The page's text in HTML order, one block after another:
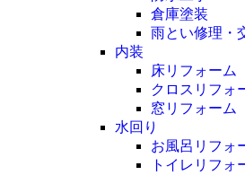
倉庫塗装
雨とい修理・
内装
床リフォーム
クロスリフォ
窓リフォーム
水回り
お風呂リフォ
トイレリフォ